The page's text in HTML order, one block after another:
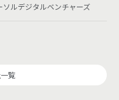
ソルデジタルベンチャーズ
覧